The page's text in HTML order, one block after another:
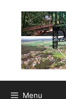
Menu